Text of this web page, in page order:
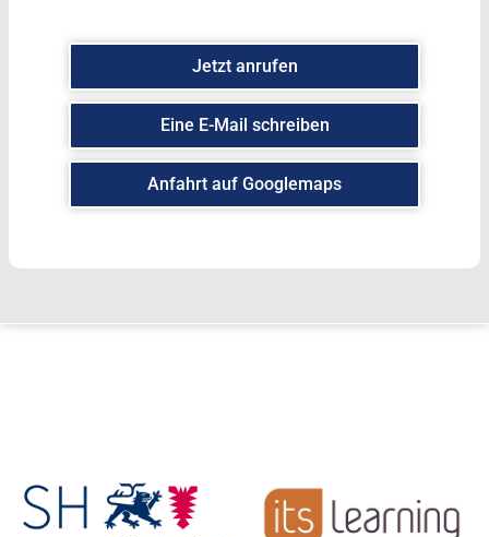
Jetzt anrufen
Eine E-Mail schreiben
Anfahrt auf Googlemaps